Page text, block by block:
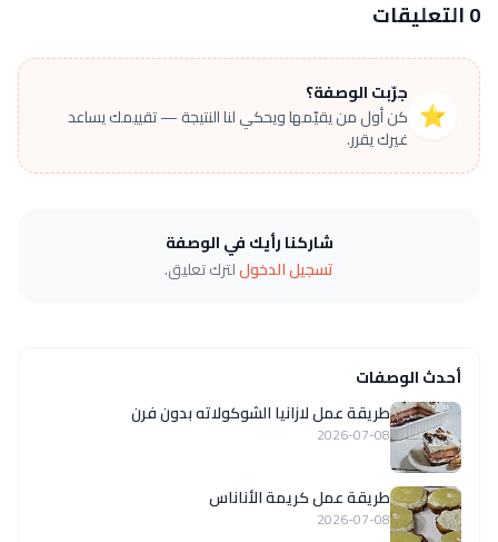
0 التعليقات
⭐
جرّبت الوصفة؟
كن أول من يقيّمها ويحكي لنا النتيجة — تقييمك يساعد
غيرك يقرر.
شاركنا رأيك في الوصفة
تسجيل الدخوللترك تعليق.
أحدث الوصفات
طريقة عمل لازانيا الشوكولاته بدون فرن
2026-07-08
طريقة عمل كريمة الأناناس
2026-07-08